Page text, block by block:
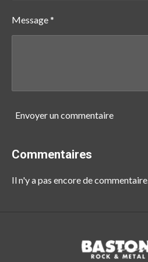
Message *
Envoyer un commentaire
Commentaires
Il n'y a pas encore de commentaire.